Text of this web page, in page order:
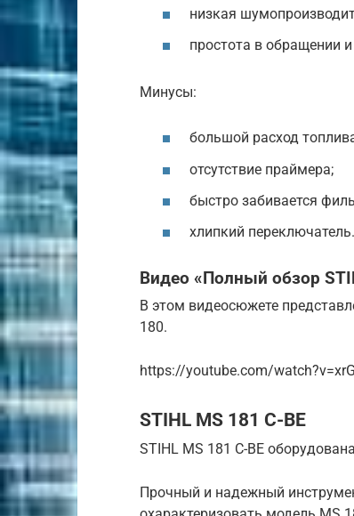
низкая
простота в обращении
Минусы:
большой расход
отсутствие праймера;
быстро забивается
хлипкий переключатель.
Видео «Полный обзор
В этом видеосюжете
180.
https://youtube.com/
STIHL MS 181 C-BE
STIHL MS 181 C-BE
Прочный и надежный